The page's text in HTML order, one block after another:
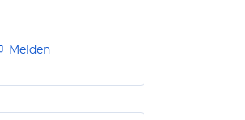
Melden